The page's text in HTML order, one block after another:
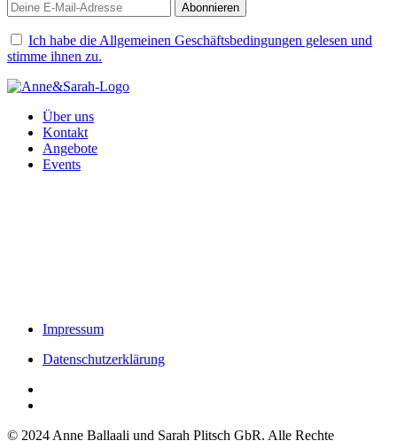
Ich habe die Allgemeinen Geschäftsbedingungen gelesen und
stimme ihnen zu.
Über uns
Kontakt
Angebote
Events
Impressum
Datenschutzerklärung
© 2024 Anne Ballaali und Sarah Plitsch GbR. Alle Rechte